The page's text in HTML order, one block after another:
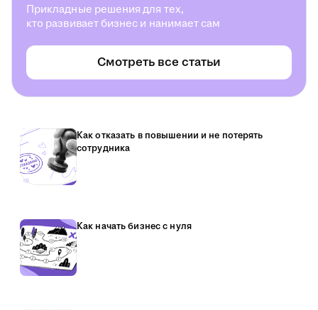
Прикладные решения для тех,
кто развивает бизнес и нанимает сам
Смотреть все статьи
Как отказать в повышении и не потерять
сотрудника
Как начать бизнес с нуля